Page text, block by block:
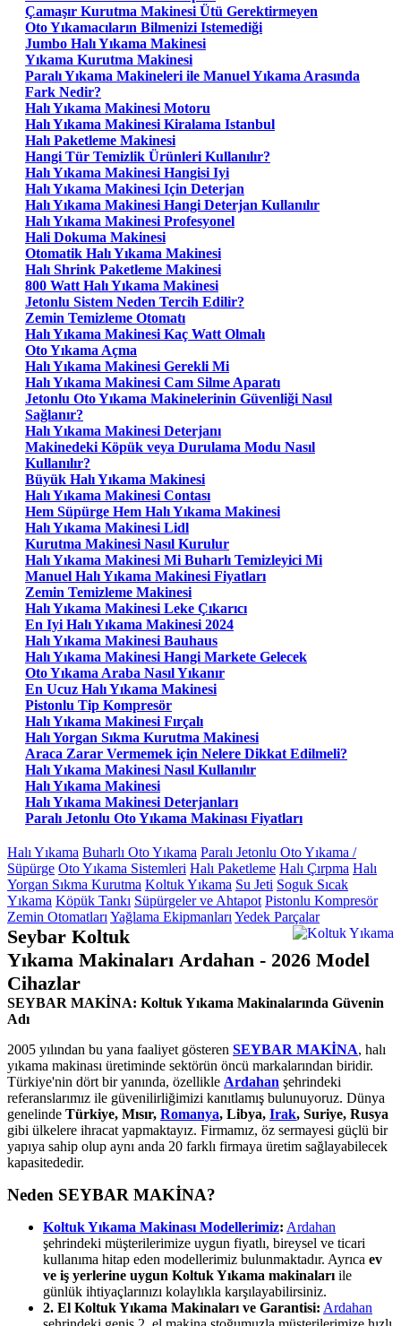
Çamaşır Kurutma Makinesi Ütü Gerektirmeyen
Oto Yıkamacıların Bilmenizi Istemediği
Jumbo Halı Yıkama Makinesi
Yıkama Kurutma Makinesi
Paralı Yıkama Makineleri ile Manuel Yıkama Arasında
Fark Nedir?
Halı Yıkama Makinesi Motoru
Halı Yıkama Makinesi Kiralama Istanbul
Halı Paketleme Makinesi
Hangi Tür Temizlik Ürünleri Kullanılır?
Halı Yıkama Makinesi Hangisi Iyi
Halı Yıkama Makinesi Için Deterjan
Halı Yıkama Makinesi Hangi Deterjan Kullanılır
Halı Yıkama Makinesi Profesyonel
Hali Dokuma Makinesi
Otomatik Halı Yıkama Makinesi
Halı Shrink Paketleme Makinesi
800 Watt Halı Yıkama Makinesi
Jetonlu Sistem Neden Tercih Edilir?
Zemin Temizleme Otomatı
Halı Yıkama Makinesi Kaç Watt Olmalı
Oto Yıkama Açma
Halı Yıkama Makinesi Gerekli Mi
Halı Yıkama Makinesi Cam Silme Aparatı
Jetonlu Oto Yıkama Makinelerinin Güvenliği Nasıl
Sağlanır?
Halı Yıkama Makinesi Deterjanı
Makinedeki Köpük veya Durulama Modu Nasıl
Kullanılır?
Büyük Halı Yıkama Makinesi
Halı Yıkama Makinesi Contası
Hem Süpürge Hem Halı Yıkama Makinesi
Halı Yıkama Makinesi Lidl
Kurutma Makinesi Nasıl Kurulur
Halı Yıkama Makinesi Mi Buharlı Temizleyici Mi
Manuel Halı Yıkama Makinesi Fiyatları
Zemin Temizleme Makinesi
Halı Yıkama Makinesi Leke Çıkarıcı
En Iyi Halı Yıkama Makinesi 2024
Halı Yıkama Makinesi Bauhaus
Halı Yıkama Makinesi Hangi Markete Gelecek
Oto Yıkama Araba Nasıl Yıkanır
En Ucuz Halı Yıkama Makinesi
Pistonlu Tip Kompresör
Halı Yıkama Makinesi Fırçalı
Halı Yorgan Sıkma Kurutma Makinesi
Araca Zarar Vermemek için Nelere Dikkat Edilmeli?
Halı Yıkama Makinesi Nasıl Kullanılır
Halı Yıkama Makinesi
Halı Yıkama Makinesi Deterjanları
Paralı Jetonlu Oto Yıkama Makinası Fiyatları
Halı Yıkama Buharlı Oto Yıkama Paralı Jetonlu Oto Yıkama /
Süpürge Oto Yıkama Sistemleri Halı Paketleme Halı Çırpma Halı
Yorgan Sıkma Kurutma Koltuk Yıkama Su Jeti Soguk Sıcak
Yıkama Köpük Tankı Süpürgeler ve Ahtapot Pistonlu Kompresör
Zemin Otomatları Yağlama Ekipmanları Yedek Parçalar
Seybar Koltuk
Yıkama Makinaları Ardahan - 2026 Model
Cihazlar
SEYBAR MAKİNA: Koltuk Yıkama Makinalarında Güvenin
Adı
2005 yılından bu yana faaliyet gösteren SEYBAR MAKİNA, halı
yıkama makinası üretiminde sektörün öncü markalarından biridir.
Türkiye'nin dört bir yanında, özellikle Ardahan şehrindeki
referanslarımız ile güvenilirliğimizi kanıtlamış bulunuyoruz. Dünya
genelinde Türkiye, Mısır, Romanya, Libya, Irak, Suriye, Rusya
gibi ülkelere ihracat yapmaktayız. Firmamız, öz sermayesi güçlü bir
yapıya sahip olup aynı anda 20 farklı firmaya üretim sağlayabilecek
kapasitededir.
Neden SEYBAR MAKİNA?
Koltuk Yıkama Makinası Modellerimiz: Ardahan
şehrindeki müşterilerimize uygun fiyatlı, bireysel ve ticari
kullanıma hitap eden modellerimiz bulunmaktadır. Ayrıca ev
ve iş yerlerine uygun Koltuk Yıkama makinaları ile
günlük ihtiyaçlarınızı kolaylıkla karşılayabilirsiniz.
2. El Koltuk Yıkama Makinaları ve Garantisi: Ardahan